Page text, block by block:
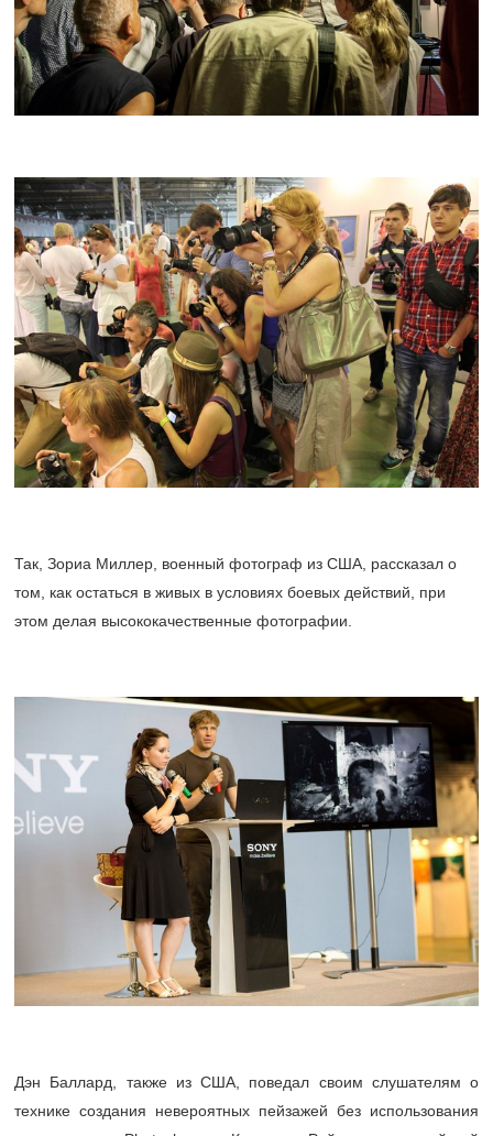
Так, Зориа Миллер, военный фотограф из США, рассказал о
том, как остаться в живых в условиях боевых действий, при
этом делая высококачественные фотографии.
Дэн Баллард, также из США, поведал своим слушателям о
технике создания невероятных пейзажей без использования